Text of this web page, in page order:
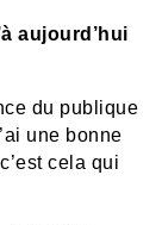
aujourd’hui
du publique
une bonne
cela qui